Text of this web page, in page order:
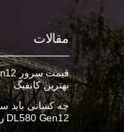
مقالات
بهترین کانفیگ
DL580 Gen12 را بخرند؟